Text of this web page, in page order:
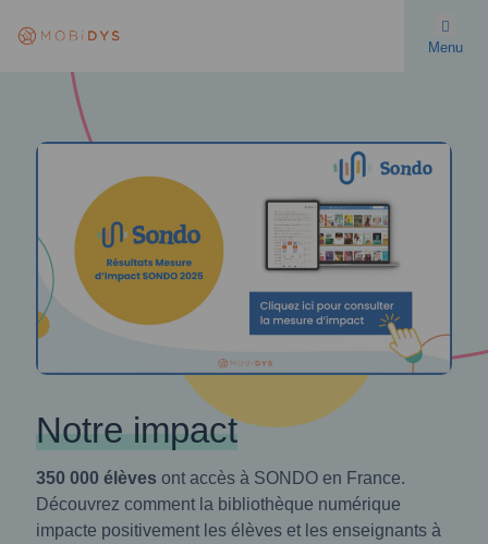
Menu
Notre impact
350 000 élèves ont accès à SONDO en France.
Découvrez comment la bibliothèque numérique
impacte positivement les élèves et les enseignants à